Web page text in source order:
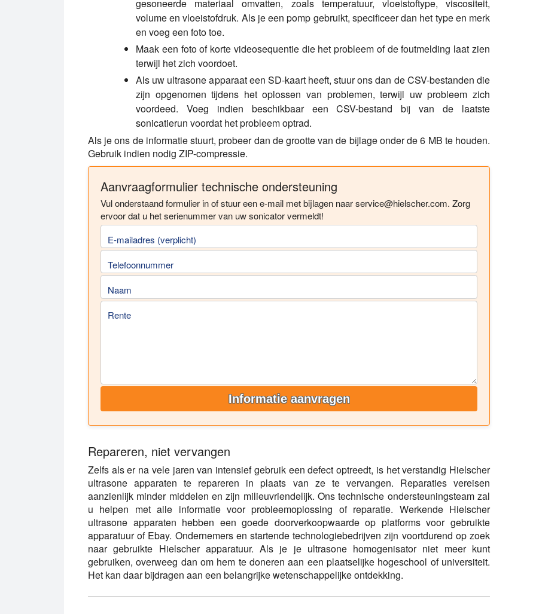
gesoneerde materiaal omvatten, zoals temperatuur, vloeistoftype, viscositeit,
volume en vloeistofdruk. Als je een pomp gebruikt, specificeer dan het type en merk
en voeg een foto toe.
Maak een foto of korte videosequentie die het probleem of de foutmelding laat zien
terwijl het zich voordoet.
Als uw ultrasone apparaat een SD-kaart heeft, stuur ons dan de CSV-bestanden die
zijn opgenomen tijdens het oplossen van problemen, terwijl uw probleem zich
voordeed. Voeg indien beschikbaar een CSV-bestand bij van de laatste
sonicatierun voordat het probleem optrad.
Als je ons de informatie stuurt, probeer dan de grootte van de bijlage onder de 6 MB te houden.
Gebruik indien nodig ZIP-compressie.
Aanvraagformulier technische ondersteuning
Vul onderstaand formulier in of stuur een e-mail met bijlagen naarservice@hielscher.com. Zorg
ervoor dat u het serienummer van uw sonicator vermeldt!
E-mailadres (verplicht)
Telefoonnummer
Naam
Rente
Informatie aanvragen
Repareren, niet vervangen
Zelfs als er na vele jaren van intensief gebruik een defect optreedt, is het verstandig Hielscher
ultrasone apparaten te repareren in plaats van ze te vervangen. Reparaties vereisen
aanzienlijk minder middelen en zijn milieuvriendelijk. Ons technische ondersteuningsteam zal
u helpen met alle informatie voor probleemoplossing of reparatie. Werkende Hielscher
ultrasone apparaten hebben een goede doorverkoopwaarde op platforms voor gebruikte
apparatuur of Ebay. Ondernemers en startende technologiebedrijven zijn voortdurend op zoek
naar gebruikte Hielscher apparatuur. Als je je ultrasone homogenisator niet meer kunt
gebruiken, overweeg dan om hem te doneren aan een plaatselijke hogeschool of universiteit.
Het kan daar bijdragen aan een belangrijke wetenschappelijke ontdekking.